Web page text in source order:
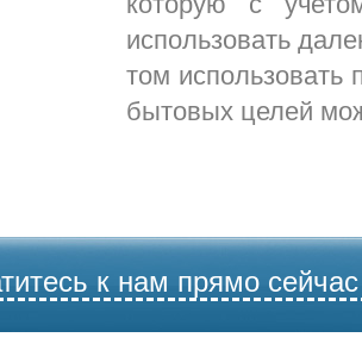
использовать
том использовать
бытовых целей
к нам прямо